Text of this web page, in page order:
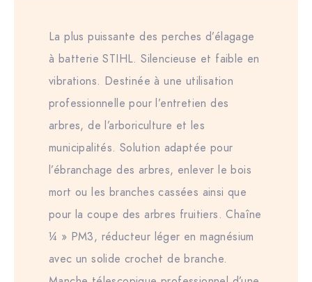
La plus puissante des perches d’élagage
à batterie STIHL. Silencieuse et faible en
vibrations. Destinée à une utilisation
professionnelle pour l’entretien des
arbres, de l’arboriculture et les
municipalités. Solution adaptée pour
l’ébranchage des arbres, enlever le bois
mort ou les branches cassées ainsi que
pour la coupe des arbres fruitiers. Chaîne
¼ » PM3, réducteur léger en magnésium
avec un solide crochet de branche.